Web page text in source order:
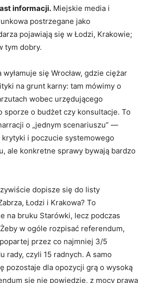
informacji. Miejskie media i
postrzegane jako
pojawiają się w Łodzi, Krakowie;
tym dobry.
się Wrocław, gdzie ciężar
na grunt karny: tam mówimy o
wobec urzędującego
sporze o budżet czy konsultacje. To
o „jednym scenariuszu” —
i poczucie systemowego
ale konkretne sprawy bywają bardzo
dopisze się do listy
Łodzi i Krakowa? To
na bruku Starówki, lecz podczas
w ogóle rozpisać referendum,
przez co najmniej 3/5
rady, czyli 15 radnych. A samo
pozostaje dla opozycji grą o wysoką
się nie powiedzie, z mocy prawa